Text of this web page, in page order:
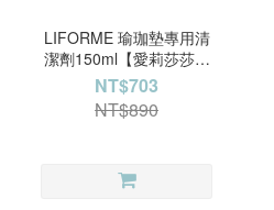
LIFORME 瑜珈墊專用清
潔劑150ml【愛莉莎莎專
屬】
NT$703
NT$890